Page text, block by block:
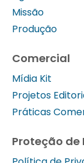
Missão
Produção
Comercial
Mídia Kit
Projetos
Práticas
Proteção de